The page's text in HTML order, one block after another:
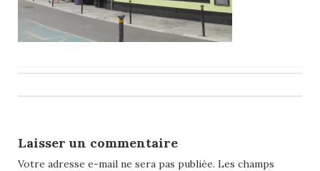
navigation
Laisser un commentaire
Votre adresse e-mail ne sera pas publiée. Les champs